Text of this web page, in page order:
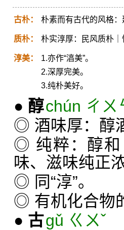
古朴： 朴素而有古代的风格
质朴： 朴实淳厚：民风质朴｜
淳美：
1.亦作“湻美”。
2.深厚完美。
3.纯朴美好。
● 醇chún ㄔㄨ
◎ 酒味厚：醇
◎ 纯粹：醇和
味、滋味纯正
◎ 同“淳”。
◎ 有机化合物
● 古gǔ ㄍㄨˇ